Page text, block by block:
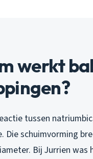
werkt
tussen
Die schuimvorming
Bij Jurrien